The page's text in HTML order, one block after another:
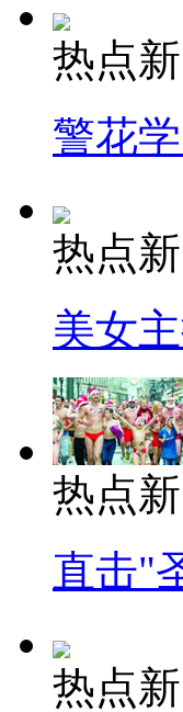
热点
警花
热点
美女
热点
直击"
热点